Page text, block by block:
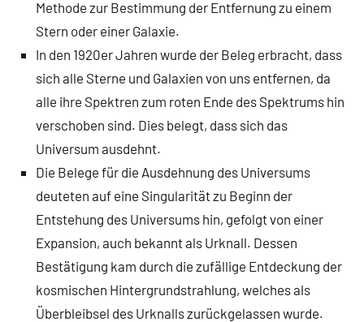
Methode zur Bestimmung der Entfernung zu einem
Stern oder einer Galaxie.
In den 1920er Jahren wurde der Beleg erbracht, dass
sich alle Sterne und Galaxien von uns entfernen, da
alle ihre Spektren zum roten Ende des Spektrums hin
verschoben sind. Dies belegt, dass sich das
Universum ausdehnt.
Die Belege für die Ausdehnung des Universums
deuteten auf eine Singularität zu Beginn der
Entstehung des Universums hin, gefolgt von einer
Expansion, auch bekannt als Urknall. Dessen
Bestätigung kam durch die zufällige Entdeckung der
kosmischen Hintergrundstrahlung, welches als
Überbleibsel des Urknalls zurückgelassen wurde.